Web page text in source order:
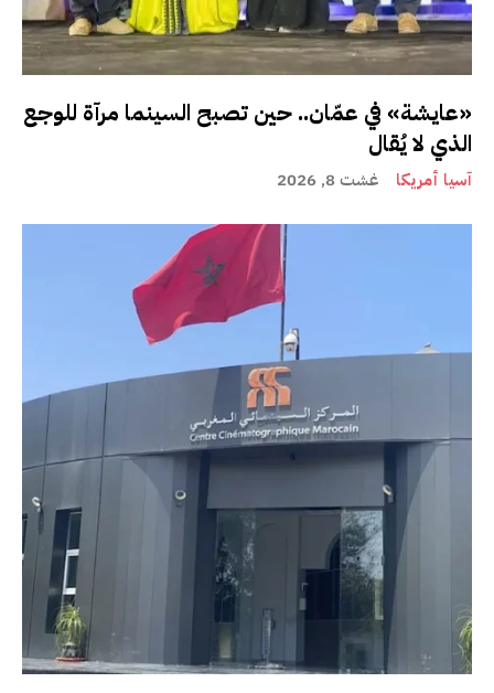
«عايشة» في عمّان.. حين تصبح السينما مرآة للوجع
الذي لا يُقال
آسيا أمريكا غشت 8, 2026